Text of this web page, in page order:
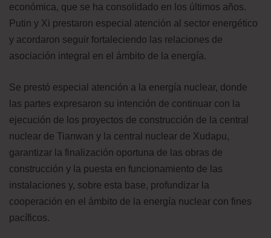
económica, que se ha consolidado en los últimos años.
Putin y Xi prestaron especial atención al sector energético
y acordaron seguir fortaleciendo las relaciones de
asociación integral en el ámbito de la energía.
Se prestó especial atención a la energía nuclear, donde
las partes expresaron su intención de continuar con la
ejecución de los proyectos de construcción de la central
nuclear de Tianwan y la central nuclear de Xudapu,
garantizar la finalización oportuna de las obras de
construcción y la puesta en funcionamiento de las
instalaciones y, sobre esta base, profundizar la
cooperación en el ámbito de la energía nuclear con fines
pacíficos.